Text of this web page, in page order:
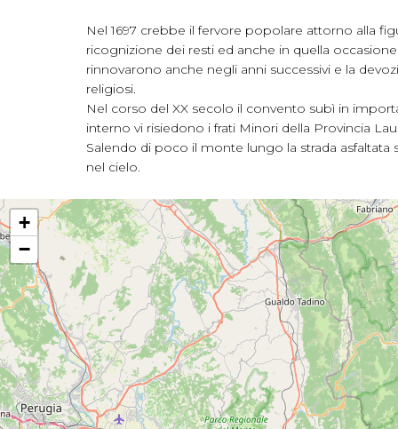
Nel 1697 crebbe il fervore popolare attorno alla
ricognizione dei resti ed anche in quella
rinnovarono anche negli anni successivi e la
religiosi.
Nel corso del XX secolo il convento subì in
interno vi risiedono i frati Minori della Provincia
Salendo di poco il monte lungo la strada
nel cielo.
+
−